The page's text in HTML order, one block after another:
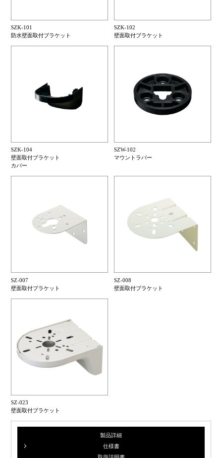
SZK-101
防水壁面取付ブラケット
SZK-102
壁面取付ブラケット
SZK-104
壁面取付ブラケット
カバー
SZW-102
マウントラバー
SZ-007
壁面取付ブラケット
SZ-008
壁面取付ブラケット
SZ-023
壁面取付ブラケット
製品詳細
仕様書